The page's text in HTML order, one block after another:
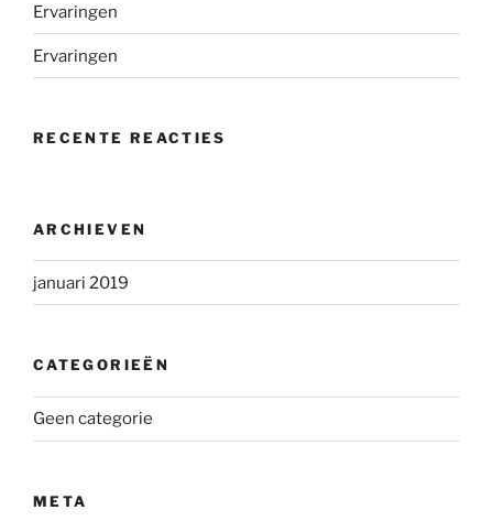
Ervaringen
Ervaringen
RECENTE REACTIES
ARCHIEVEN
januari 2019
CATEGORIEËN
Geen categorie
META